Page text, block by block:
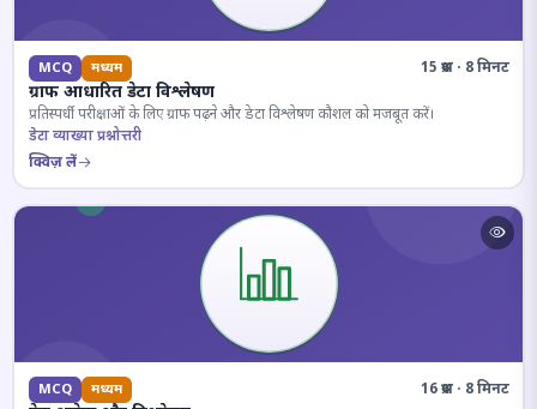
MCQ मध्यम 15 प्रश्न · 8 मिनट
ग्राफ आधारित डेटा विश्लेषण
प्रतिस्पर्धी परीक्षाओं के लिए ग्राफ पढ़ने और डेटा विश्लेषण कौशल को मजबूत करें।
डेटा व्याख्या प्रश्नोत्तरी
क्विज़ लें
MCQ मध्यम 16 प्रश्न · 8 मिनट